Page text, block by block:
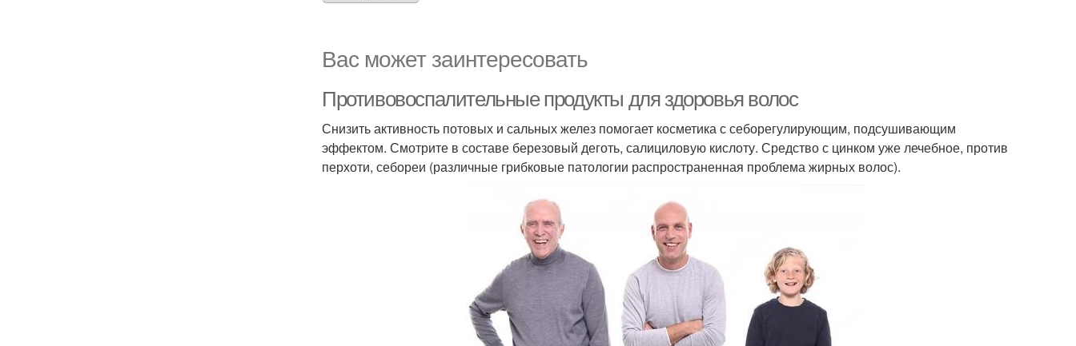
Вас может заинтересовать
Противовоспалительные продукты для здоровья волос
Снизить активность потовых и сальных желез помогает косметика с себорегулирующим, подсушивающим
эффектом. Смотрите в составе березовый деготь, салициловую кислоту. Средство с цинком уже лечебное, против
перхоти, себореи (различные грибковые патологии распространенная проблема жирных волос).